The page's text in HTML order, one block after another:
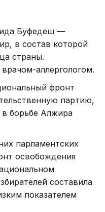
Буфедеш —
в состав которой
страны.
аллергологом.
фронт
партию,
борьбе Алжира
парламентских
освобождения
составила
показателем